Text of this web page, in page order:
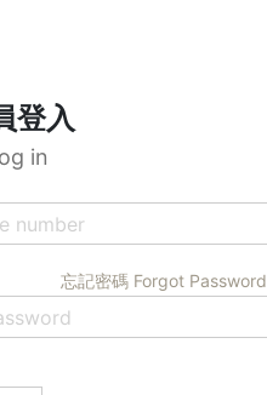
登入
in
忘記密碼 Forgot Password